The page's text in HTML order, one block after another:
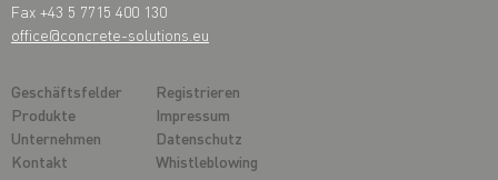
Fax +43 5 7715 400 130
office@concrete-solutions.eu
Geschäftsfelder
Produkte
Unternehmen
Kontakt
Registrieren
Impressum
Datenschutz
Whistleblowing